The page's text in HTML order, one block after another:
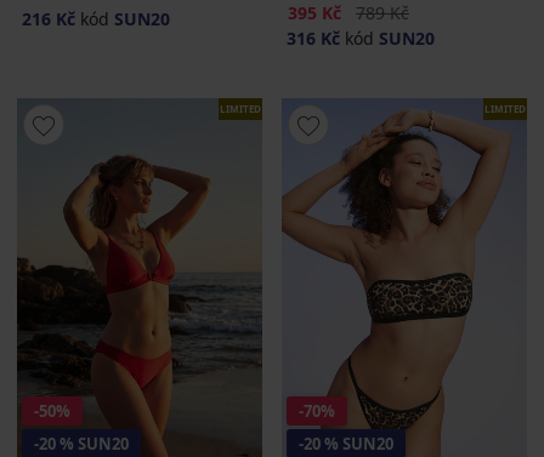
216 Kč kód SUN20 Sleva
395 Kč Původní cena
789 Kč
316 Kč kód SUN20
LIMITED
-50%
-20 % SUN20
LIMITED
-70%
-20 % SUN20